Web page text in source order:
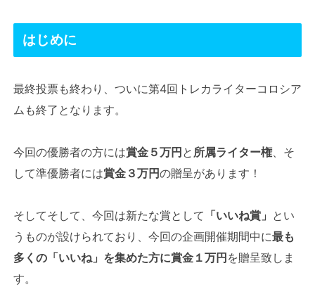
はじめに
最終投票も終わり、ついに第4回トレカライターコロシア
ムも終了となります。
今回の優勝者の方には賞金５万円 と 所属ライター権、そ
して準優勝者には賞金３万円の贈呈があります！
そしてそして、今回は新たな賞として 「いいね賞」 とい
うものが設けられており、今回の企画開催期間中に最も
多くの「いいね」を集めた方に賞金１万円 を贈呈致しま
す。